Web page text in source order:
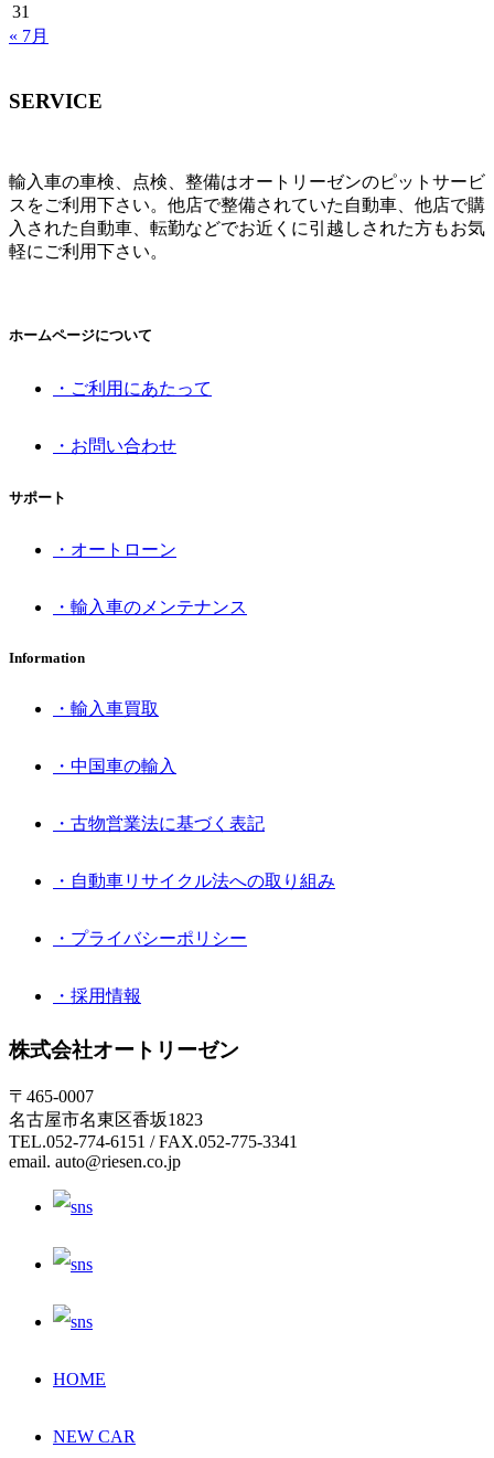
31
« 7月
SERVICE
輸入車の車検、点検、整備はオートリーゼンのピットサービ
スをご利用下さい。他店で整備されていた自動車、他店で購
入された自動車、転勤などでお近くに引越しされた方もお気
軽にご利用下さい。
ホームページについて
・ご利用にあたって
・お問い合わせ
サポート
・オートローン
・輸入車のメンテナンス
Information
・輸入車買取
・中国車の輸入
・古物営業法に基づく表記
・自動車リサイクル法への取り組み
・プライバシーポリシー
・採用情報
株式会社オートリーゼン
〒465-0007
名古屋市名東区香坂1823
TEL.052-774-6151 / FAX.052-775-3341
email. auto@riesen.co.jp
HOME
NEW CAR